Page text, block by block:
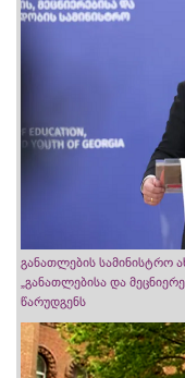
განათლების სამინისტრო
„განათლებისა და
წარუდგენს